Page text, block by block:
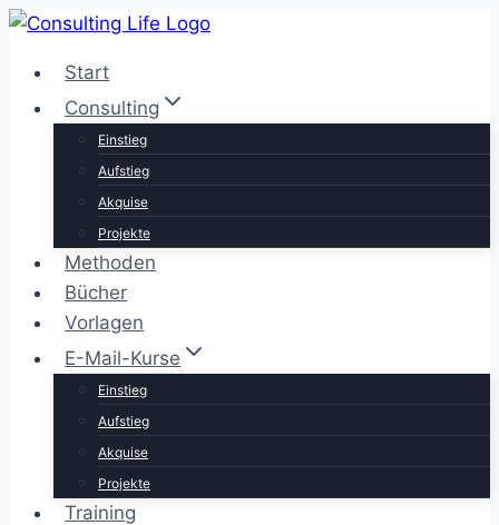
Zum
springenStart
Consulting
Einstieg
Aufstieg
Akquise
Projekte
Methoden
Bücher
Vorlagen
E-Mail-Kurse
Einstieg
Aufstieg
Akquise
Projekte
Training